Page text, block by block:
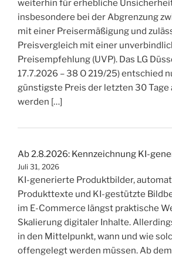
weiterhin für erhebliche
insbesondere bei der Abgrenzung
mit einer Preisermäßigung und
Preisvergleich mit einer
Preisempfehlung (UVP). Das LG
17.7.2026 – 38 O 219/25) entschied
günstigste Preis der letzten 30 Tage
werden […]
Ab 2.8.2026: Kennzeichnung KI-
Juli 31, 2026
KI-generierte Produktbilder,
Produkttexte und KI-gestützte
im E-Commerce längst praktische
Skalierung digitaler Inhalte.
in den Mittelpunkt, wann und wie
offengelegt werden müssen. Ab